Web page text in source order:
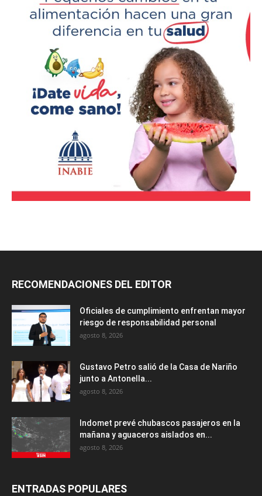
RECOMENDACIONES DEL EDITOR
Oficiales de cumplimiento enfrentan mayor
riesgo de responsabilidad personal
agosto 8, 2026
Gustavo Petro salió de la Casa de Nariño
junto a Antonella...
agosto 8, 2026
Indomet prevé chubascos pasajeros en la
mañana y aguaceros aislados en...
agosto 8, 2026
ENTRADAS POPULARES